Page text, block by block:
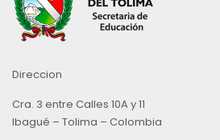
Direccion
Cra. 3 entre Calles 10A y 11
Ibagué – Tolima – Colombia